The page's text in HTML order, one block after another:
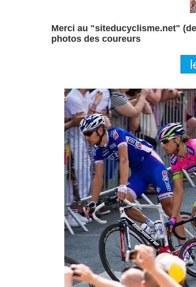
Merci au "siteducyclisme.net"
photos des coureurs